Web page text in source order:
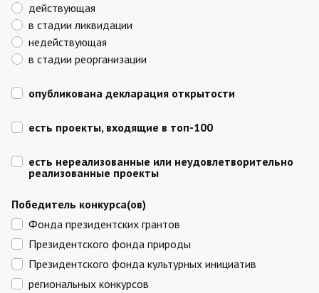
действующая
в стадии ликвидации
недействующая
в стадии реорганизации
опубликована декларация открытости
есть проекты, входящие в топ-100
есть нереализованные или неудовлетворительно
реализованные проекты
Победитель конкурса(ов)
Фонда президентских грантов
Президентского фонда природы
Президентского фонда культурных инициатив
региональных конкурсов